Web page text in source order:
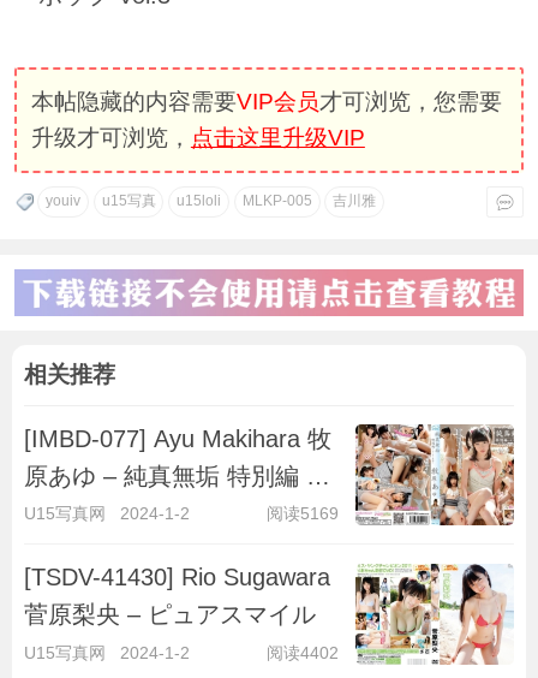
本帖隐藏的内容需要VIP会员才可浏览，您需要
升级才可浏览， 点击这里升级VIP
youiv u15写真 u15loli MLKP-005 吉川雅
相关推荐
[IMBD-077] Ayu Makihara 牧
原あゆ – 純真無垢 特別編 ～
キラキラ彼女～
U15写真网 2024-1-2 阅读5169
[TSDV-41430] Rio Sugawara
菅原梨央 – ピュアスマイル
U15写真网 2024-1-2 阅读4402